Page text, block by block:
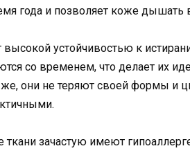
года и позволяет коже дышать
устойчивостью к
со временем, что делает их
они не теряют своей формы и
ткани зачастую имеют